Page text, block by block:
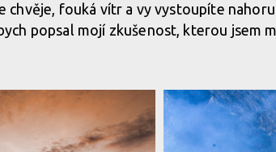
chvěje, fouká vítr a vy vystoupíte
popsal mojí zkušenost, kterou jsem